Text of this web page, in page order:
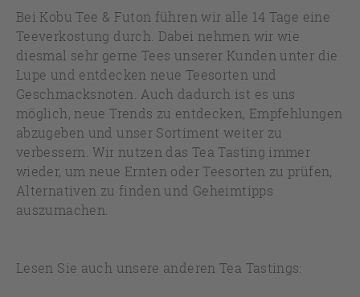
Bei Kobu Tee & Futon führen wir alle 14 Tage eine
Teeverkostung durch. Dabei nehmen wir wie
diesmal sehr gerne Tees unserer Kunden unter die
Lupe und entdecken neue Teesorten und
Geschmacksnoten. Auch dadurch ist es uns
möglich, neue Trends zu entdecken, Empfehlungen
abzugeben und unser Sortiment weiter zu
verbessern. Wir nutzen das Tea Tasting immer
wieder, um neue Ernten oder Teesorten zu prüfen,
Alternativen zu finden und Geheimtipps
auszumachen.
Lesen Sie auch unsere anderen Tea Tastings: